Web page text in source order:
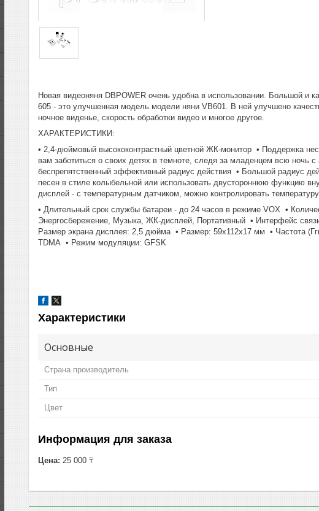
Новая видеоняня DBPOWER очень удобна в использовании. Большой
605 - это улучшенная модель модели няни VB601. В ней улучшено
ночное виденье, скорость обработки видео и многое другое.
ХАРАКТЕРИСТИКИ:
• 2,4-дюймовый высококонтрастный цветной ЖК-монитор • Поддержка
вам заботиться о своих детях в темноте, следя за младенцем всю ночь
беспрепятственный эффективный радиус действия • Большой радиус
песен в стиле колыбельной или использовать двустороннюю функцию
дисплей - с температурным датчиком, можно контролировать
• Длительный срок службы батареи - до 24 часов в режиме VOX •
Энергосбережение, Музыка, ЖК-дисплей, Портативный • Интерфейс
Размер экрана дисплея: 2,5 дюйма • Размер: 59x112x17 мм • Частота
TDMA • Режим модуляции: GFSK
Характеристики
Основные
Страна производитель
Тип
Цвет
Информация для заказа
Цена: 25 000 ₸